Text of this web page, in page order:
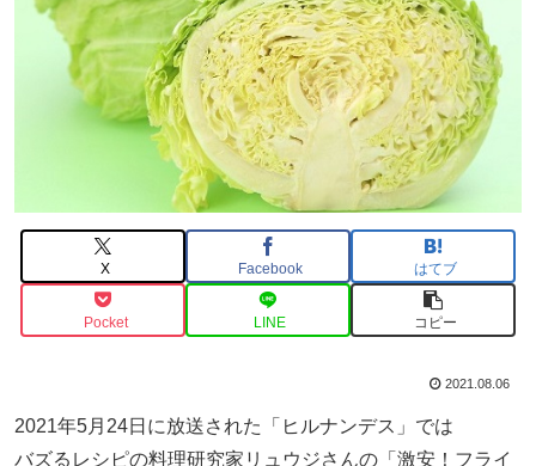
X Facebook はてブ
Pocket LINE コピー
2021.08.06
2021年5月24日に放送された「ヒルナンデス」では
バズるレシピの料理研究家リュウジさんの「激安！フライ